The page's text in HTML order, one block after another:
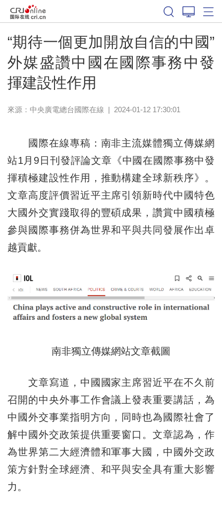
“期待一個更加開放自信的中國”
外媒盛讚中國在國際事務中發
揮建設性作用
來源：中央廣電總台國際在線 | 2024-01-12 17:30:01
國際在線專稿：南非主流媒體獨立傳媒網
站1月9日刊發評論文章《中國在國際事務中發
揮積極建設性作用，推動構建全球新秩序》。
文章高度評價習近平主席引領新時代中國特色
大國外交實踐取得的豐碩成果，讚賞中國積極
參與國際事務併為世界和平與共同發展作出卓
越貢獻。
南非獨立傳媒網站文章截圖
文章寫道，中國國家主席習近平在不久前
召開的中央外事工作會議上發表重要講話，為
中國外交事業指明方向，同時也為國際社會了
解中國外交政策提供重要窗口。文章認為，作
為世界第二大經濟體和軍事大國，中國外交政
策方針對全球經濟、和平與安全具有重大影響
力。